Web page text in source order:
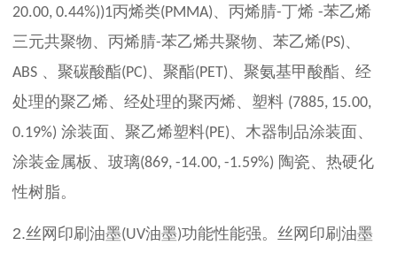
20.00, 0.44%))1丙烯类(PMMA)、丙烯腈-丁烯 -苯乙烯
三元共聚物、丙烯腈-苯乙烯共聚物、苯乙烯(PS)、
ABS 、聚碳酸酯(PC)、聚酯(PET)、聚氨基甲酸酯、经
处理的聚乙烯、经处理的聚丙烯、塑料 (7885, 15.00,
0.19%) 涂装面、聚乙烯塑料(PE)、木器制品涂装面、
涂装金属板、玻璃(869, -14.00, -1.59%) 陶瓷、热硬化
性树脂。
2.丝网印刷油墨(UV油墨)功能性能强。丝网印刷油墨